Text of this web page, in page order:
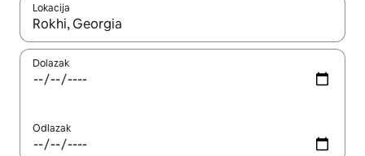
Lokacija
Kada budu dostupni rezultati, moći ćete ih pregledati
Dolazak
Odlazak